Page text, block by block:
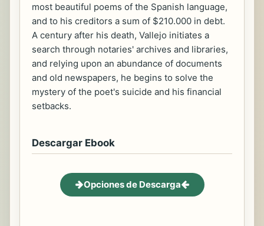
most beautiful poems of the Spanish language,
and to his creditors a sum of $210.000 in debt.
A century after his death, Vallejo initiates a
search through notaries' archives and libraries,
and relying upon an abundance of documents
and old newspapers, he begins to solve the
mystery of the poet's suicide and his financial
setbacks.
Descargar Ebook
Opciones de Descarga